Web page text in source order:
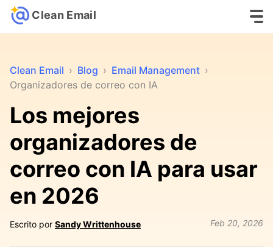
Clean Email
Clean Email › Blog › Email Management ›
Organizadores de correo con IA
Los mejores
organizadores de
correo con IA para usar
en 2026
Escrito por Sandy Writtenhouse Feb 20, 2026